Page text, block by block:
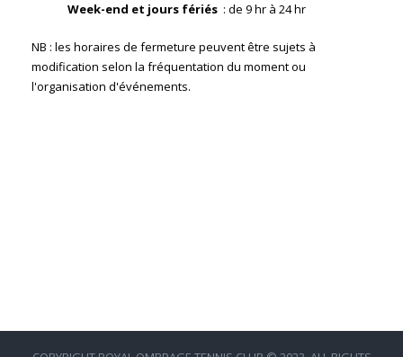
Week-end et jours fériés : de 9 hr à 24 hr
NB : les horaires de fermeture peuvent être sujets à
modification selon la fréquentation du moment ou
l'organisation d'événements.